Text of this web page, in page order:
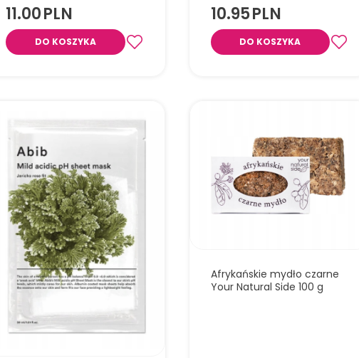
przebarwienia i przywraca skórze
zdrowy blask.
11.00PLN
DO KOSZYKA
Ultradelikatna maska w płachcie z
10.95PLN
DO KOSZYKA
Afrykańskie mydło czarne
Your Natural Side 100 g